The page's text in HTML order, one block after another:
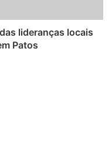
lideranças locais
Patos